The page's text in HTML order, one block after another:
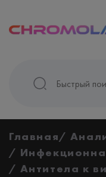
Главная
Антитела к